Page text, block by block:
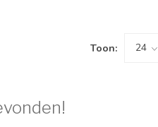
Toon: